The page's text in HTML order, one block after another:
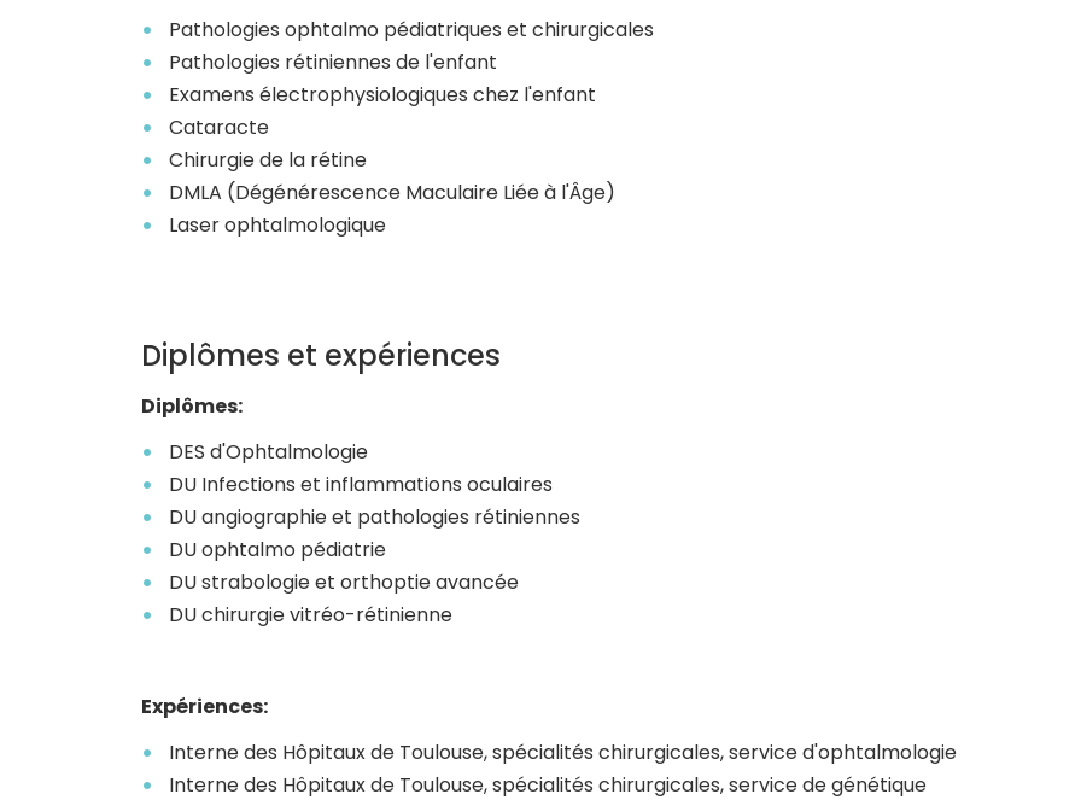
Pathologies ophtalmo pédiatriques et chirurgicales
Pathologies rétiniennes de l'enfant
Examens électrophysiologiques chez l'enfant
Cataracte
Chirurgie de la rétine
DMLA (Dégénérescence Maculaire Liée à l'Âge)
Laser ophtalmologique
Diplômes et expériences
Diplômes:
DES d'Ophtalmologie
DU Infections et inflammations oculaires
DU angiographie et pathologies rétiniennes
DU ophtalmo pédiatrie
DU strabologie et orthoptie avancée
DU chirurgie vitréo-rétinienne
Expériences:
Interne des Hôpitaux de Toulouse, spécialités chirurgicales, service d'ophtalmologie
Interne des Hôpitaux de Toulouse, spécialités chirurgicales, service de génétique